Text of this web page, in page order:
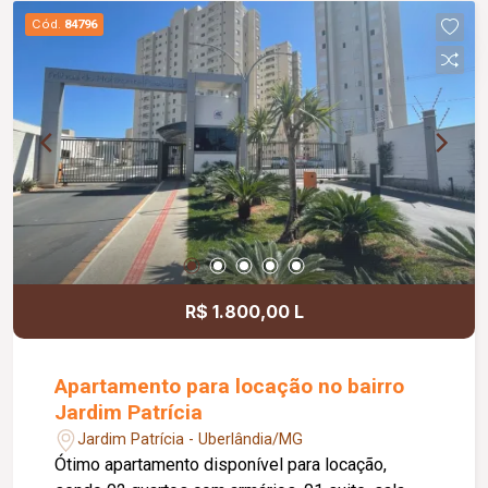
potencial de valorização; Excelente opção para
moradia ou investimento. Informações
complementares: Valor de venda: R$ 165.000,00;
Condomínio no valor aproximado de R$ 312,00.
Cód. 84796
R$ 1.800,00 L
Apartamento para locação no bairro
Jardim Patrícia
Jardim Patrícia - Uberlândia/MG
Ótimo apartamento disponível para locação,